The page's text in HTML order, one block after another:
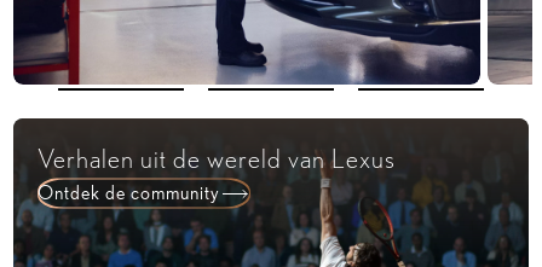
Verhalen uit de wereld van Lexus
Ontdek de community